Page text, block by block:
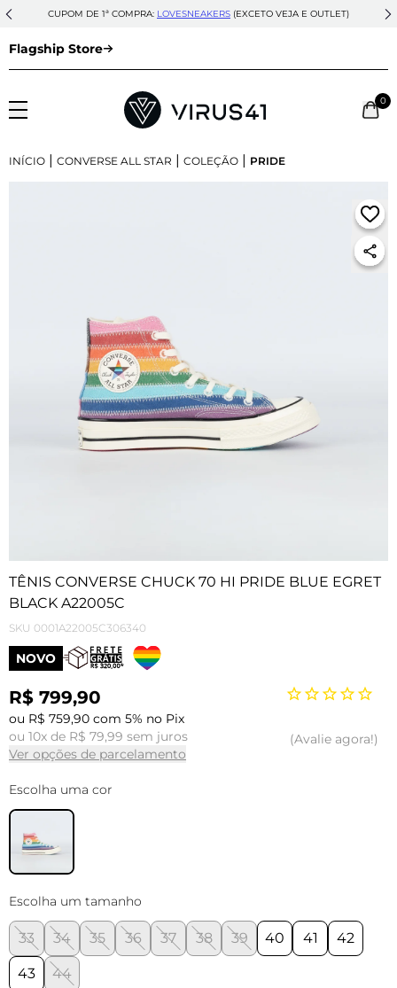
CUPOM DE 1ª COMPRA: LOVESNEAKERS (EXCETO VEJA E OUTLET)
Flagship Store
0
INÍCIO | CONVERSE ALL STAR | COLEÇÃO | PRIDE
NOVO
TÊNIS CONVERSE CHUCK 70 HI PRIDE BLUE EGRET
BLACK A22005C
SKU 0001A22005C306340
R$ 799,90
ou R$ 759,90 com 5% no Pix
ou 10x de R$ 79,99 sem juros
Ver opções de parcelamento
Avalie agora!
Escolha uma cor
Escolha um tamanho
33 34 35 36 37 38 39 40 41 42
43 44